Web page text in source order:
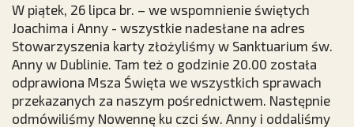
W piątek, 26 lipca br. – we wspomnienie świętych
Joachima i Anny - wszystkie nadesłane na adres
Stowarzyszenia karty złożyliśmy w Sanktuarium św.
Anny w Dublinie. Tam też o godzinie 20.00 została
odprawiona Msza Święta we wszystkich sprawach
przekazanych za naszym pośrednictwem. Następnie
odmówiliśmy Nowennę ku czci św. Anny i oddaliśmy